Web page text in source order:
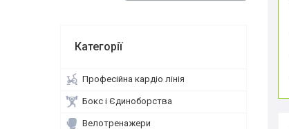
Категорії
Професійна кардіо лінія
Бокс і Єдиноборства
Велотренажери